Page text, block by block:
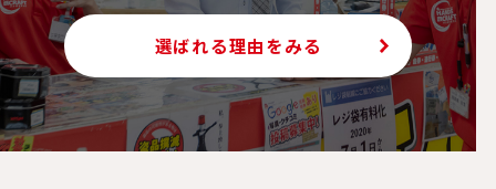
選ばれる理由をみる